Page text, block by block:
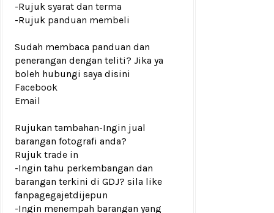
-Rujuk syarat dan terma
-Rujuk panduan membeli
Sudah membaca panduan dan
penerangan dengan teliti? Jika ya
boleh hubungi saya disini
Facebook
Email
Rujukan tambahan-Ingin jual
barangan fotografi anda?
Rujuk trade in
-Ingin tahu perkembangan dan
barangan terkini di GDJ? sila like
fanpagegajetdijepun
-Ingin menempah barangan yang